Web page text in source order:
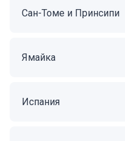
Сан-Томе и Принсипи
Ямайка
Испания